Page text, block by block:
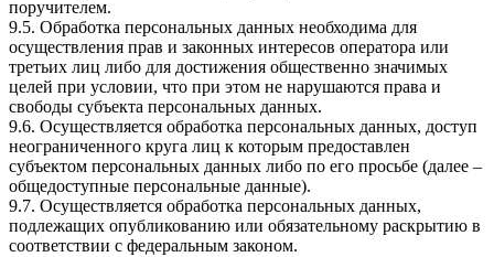
поручителем.
9.5. Обработка персональных данных необходима для
осуществления прав и законных интересов оператора или
третьих лиц либо для достижения общественно значимых
целей при условии, что при этом не нарушаются права и
свободы субъекта персональных данных.
9.6. Осуществляется обработка персональных данных, доступ
неограниченного круга лиц к которым предоставлен
субъектом персональных данных либо по его просьбе (далее –
общедоступные персональные данные).
9.7. Осуществляется обработка персональных данных,
подлежащих опубликованию или обязательному раскрытию в
соответствии с федеральным законом.